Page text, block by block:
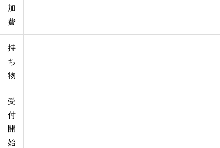
加
費
持
ち
物
受
付
開
始